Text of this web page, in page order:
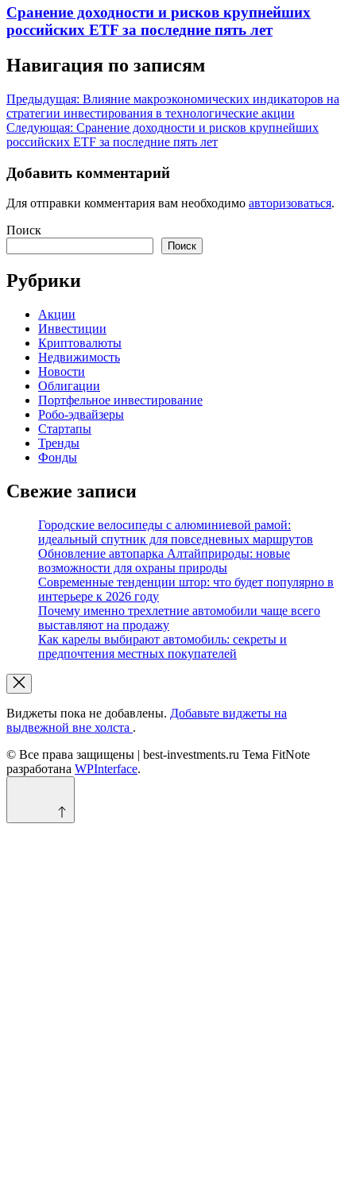
Сранение доходности и рисков крупнейших
российских ETF за последние пять лет
Навигация по записям
Предыдущая: Влияние макроэкономических индикаторов на
стратегии инвестирования в технологические акции
Следующая: Сранение доходности и рисков крупнейших
российских ETF за последние пять лет
Добавить комментарий
Для отправки комментария вам необходимо авторизоваться.
Поиск
Поиск
Рубрики
Акции
Инвестиции
Криптовалюты
Недвижимость
Новости
Облигации
Портфельное инвестирование
Робо-эдвайзеры
Стартапы
Тренды
Фонды
Свежие записи
Городские велосипеды с алюминиевой рамой:
идеальный спутник для повседневных маршрутов
Обновление автопарка Алтайприроды: новые
возможности для охраны природы
Современные тенденции штор: что будет популярно в
интерьере к 2026 году
Почему именно трехлетние автомобили чаще всего
выставляют на продажу
Как карелы выбирают автомобиль: секреты и
предпочтения местных покупателей
Виджеты пока не добавлены. Добавьте виджеты на
выдвежной вне холста .
© Все права защищены | best-investments.ru Тема FitNote
разработана WPInterface.